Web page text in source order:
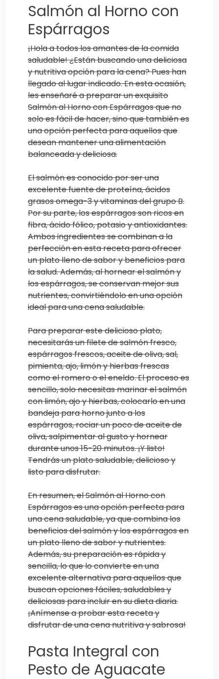
Salmón al Horno con
Espárragos
¡Hola a todos los amantes de la comida
saludable! ¿Están buscando una deliciosa
y nutritiva opción para la cena? Pues han
llegado al lugar indicado. En esta ocasión,
les enseñaré a preparar un exquisito
Salmón al Horno con Espárragos que no
solo es fácil de hacer, sino que también es
una opción perfecta para aquellos que
desean mantener una alimentación
balanceada y deliciosa.
El salmón es conocido por ser una
excelente fuente de proteína, ácidos
grasos omega-3 y vitaminas del grupo B.
Por su parte, los espárragos son ricos en
fibra, ácido fólico, potasio y antioxidantes.
Ambos ingredientes se combinan a la
perfección en esta receta para ofrecer
un plato lleno de sabor y beneficios para
la salud. Además, al hornear el salmón y
los espárragos, se conservan mejor sus
nutrientes, convirtiéndolo en una opción
ideal para una cena saludable.
Para preparar este delicioso plato,
necesitarás un filete de salmón fresco,
espárragos frescos, aceite de oliva, sal,
pimienta, ajo, limón y hierbas frescas
como el romero o el eneldo. El proceso es
sencillo, solo necesitas marinar el salmón
con limón, ajo y hierbas, colocarlo en una
bandeja para horno junto a los
espárragos, rociar un poco de aceite de
oliva, salpimentar al gusto y hornear
durante unos 15-20 minutos. ¡Y listo!
Tendrás un plato saludable, delicioso y
listo para disfrutar.
En resumen, el Salmón al Horno con
Espárragos es una opción perfecta para
una cena saludable, ya que combina los
beneficios del salmón y los espárragos en
un plato lleno de sabor y nutrientes.
Además, su preparación es rápida y
sencilla, lo que lo convierte en una
excelente alternativa para aquellos que
buscan opciones fáciles, saludables y
deliciosas para incluir en su dieta diaria.
¡Anímense a probar esta receta y
disfrutar de una cena nutritiva y sabrosa!
Pasta Integral con
Pesto de Aguacate